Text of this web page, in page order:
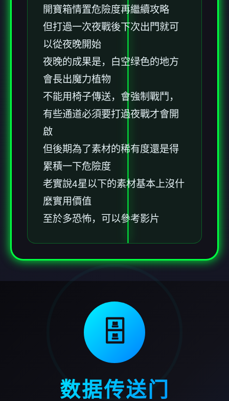
開寶箱情置危險度再繼續攻略
但打過一次夜戰後下次出門就可
以從夜晚開始
夜晚的成果是，白空绿色的地方
會長出魔力植物
不能用椅子傳送，會強制戰鬥，
有些通道必須要打過夜戰才會開
啟
但後期為了素材的稀有度還是得
累積一下危險度
老實說4星以下的素材基本上沒什
麼實用價值
至於多恐怖，可以參考影片
🗄️
数据传送门